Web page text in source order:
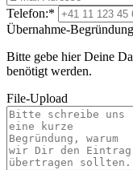
Telefon:*
Übernahme-Begründung
Bitte gebe hier Deine
benötigt werden.
File-Upload